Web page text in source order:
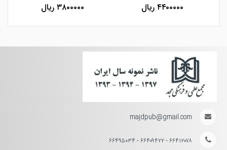
۴۴۰۰۰۰۰ ریال ۳۸۰۰۰۰۰ ریال
majdpub@gmail.com
۶۶۴۱۲۰۷۸ - ۶۶۴۰۹۴۲۲ - ۶۶۴۹۵۰۳۴